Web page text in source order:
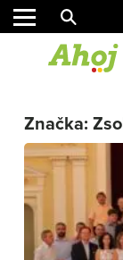
Značka: